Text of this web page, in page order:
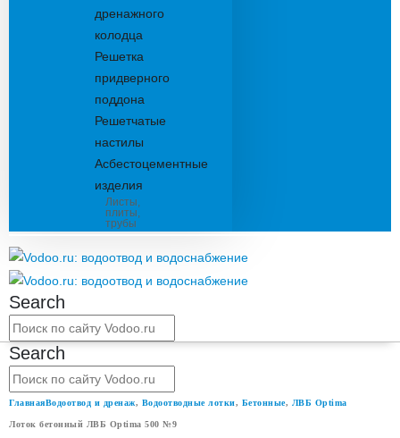
дренажного
колодца
Решетка
придверного
поддона
Решетчатые
настилы
Асбестоцементные
изделия
Листы,
плиты,
трубы
Search
Search
ГлавнаяВодоотвод и дренаж, Водоотводные лотки, Бетонные, ЛВБ Optima
Лоток бетонный ЛВБ Optima 500 №9